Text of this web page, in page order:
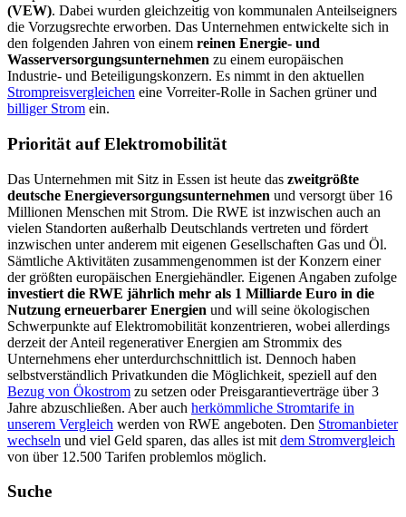
(VEW). Dabei wurden gleichzeitig von kommunalen Anteilseigners
die Vorzugsrechte erworben. Das Unternehmen entwickelte sich in
den folgenden Jahren von einem reinen Energie- und
Wasserversorgungsunternehmen zu einem europäischen
Industrie- und Beteiligungskonzern. Es nimmt in den aktuellen
Strompreisvergleichen eine Vorreiter-Rolle in Sachen grüner und
billiger Strom ein.
Priorität auf Elektromobilität
Das Unternehmen mit Sitz in Essen ist heute das zweitgrößte
deutsche Energieversorgungsunternehmen und versorgt über 16
Millionen Menschen mit Strom. Die RWE ist inzwischen auch an
vielen Standorten außerhalb Deutschlands vertreten und fördert
inzwischen unter anderem mit eigenen Gesellschaften Gas und Öl.
Sämtliche Aktivitäten zusammengenommen ist der Konzern einer
der größten europäischen Energiehändler. Eigenen Angaben zufolge
investiert die RWE jährlich mehr als 1 Milliarde Euro in die
Nutzung erneuerbarer Energien und will seine ökologischen
Schwerpunkte auf Elektromobilität konzentrieren, wobei allerdings
derzeit der Anteil regenerativer Energien am Strommix des
Unternehmens eher unterdurchschnittlich ist. Dennoch haben
selbstverständlich Privatkunden die Möglichkeit, speziell auf den
Bezug von Ökostrom zu setzen oder Preisgarantieverträge über 3
Jahre abzuschließen. Aber auch herkömmliche Stromtarife in
unserem Vergleich werden von RWE angeboten. Den Stromanbieter
wechseln und viel Geld sparen, das alles ist mit dem Stromvergleich
von über 12.500 Tarifen problemlos möglich.
Suche